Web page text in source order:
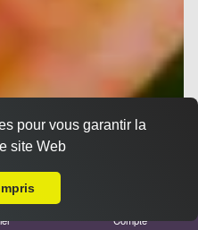
Compte
pour vous garantir la
site Web